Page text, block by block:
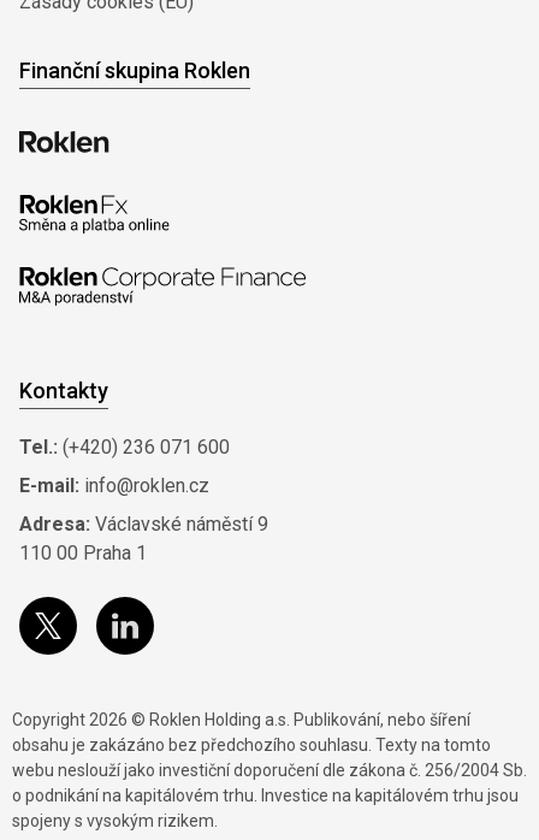
Finanční skupina Roklen
Kontakty
Tel.: (+420) 236 071 600
E-mail: info@roklen.cz
Adresa: Václavské náměstí 9
110 00 Praha 1
Copyright 2026 © Roklen Holding a.s. Publikování, nebo šíření
obsahu je zakázáno bez předchozího souhlasu. Texty na tomto
webu neslouží jako investiční doporučení dle zákona č. 256/2004 Sb.
o podnikání na kapitálovém trhu. Investice na kapitálovém trhu jsou
spojeny s vysokým rizikem.